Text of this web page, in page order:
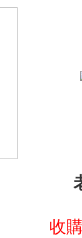
收